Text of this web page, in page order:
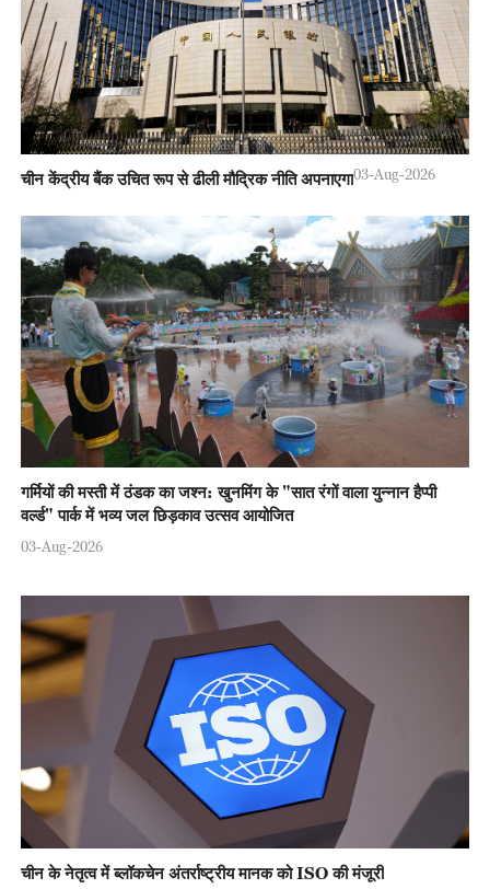
चीन केंद्रीय बैंक उचित रूप से ढीली मौद्रिक नीति अपनाएगा 03-Aug-2026
गर्मियों की मस्ती में ठंडक का जश्न: खुनमिंग के "सात रंगों वाला युन्नान हैप्पी
03-Aug-2026